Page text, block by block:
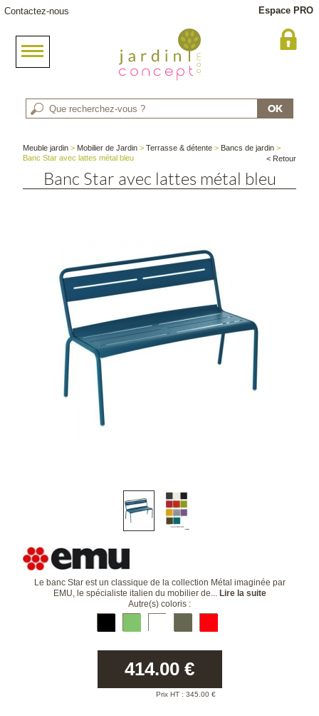
Contactez-nous Espace PRO
Meuble jardin > Mobilier de Jardin >Terrasse & détente > Bancs de jardin >
Banc Star avec lattes métal bleu
< Retour
Banc Star avec lattes métal bleu
Le banc Star est un classique de la collection Métal imaginée par
EMU, le spécialiste italien du mobilier de... Lire la suite
Autre(s) coloris :
414.00 €
Prix HT : 345.00 €